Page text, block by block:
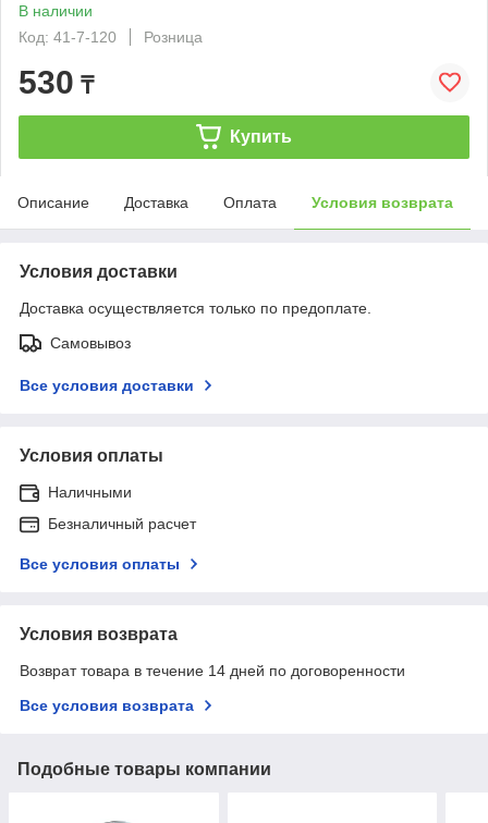
В наличии
Код: 41-7-120
Розница
530 ₸
Купить
Описание Доставка Оплата Условия возврата
Условия доставки
Доставка осуществляется только по предоплате.
Самовывоз
Все условия доставки
Условия оплаты
Наличными
Безналичный расчет
Все условия оплаты
Условия возврата
Возврат товара в течение 14 дней по договоренности
Все условия возврата
Подобные товары компании